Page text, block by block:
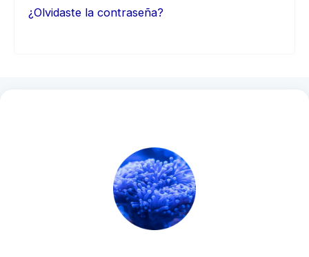
¿Olvidaste la contraseña?